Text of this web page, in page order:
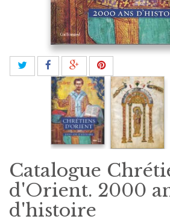
Catalogue
d'Orient. 2000
d'histoire